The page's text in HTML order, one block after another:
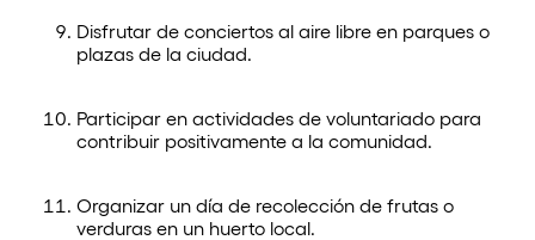
Disfrutar de conciertos al aire libre en parques o
plazas de la ciudad.
Participar en actividades de voluntariado para
contribuir positivamente a la comunidad.
Organizar un día de recolección de frutas o
verduras en un huerto local.